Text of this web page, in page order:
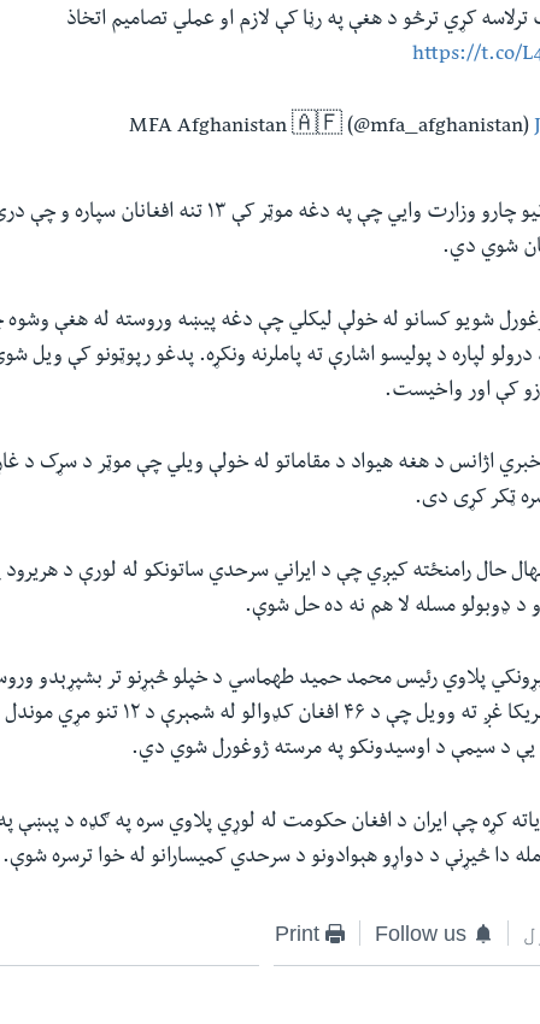
کړي ترڅو د هغې په رڼا کې لازم او عملي تصامیم اتخاذ
https://t.co/
د افغانستان د بهرنیو چارو وزارت وايي چې په دغه موټر کې ۱۳
شوي دي.
شویو کسانو له خولې لیکلي چې دغه پيښه وروسته له هغې
لپاره د پولیسو اشارې ته پاملرنه ونکړه. پدغو رپوټونو کې ویل
کې اور واخیست.
اژانس د هغه هیواد د مقاماتو له خولې ویلي چې موټر د سړک د
ټکر کړی دی.
حال رامنځته کیږي چې د ایراني سرحدي ساتونکو له لورې د
د ډوبولو مسله لا هم نه ده حل شوې.
پلاوي رئیس محمد حمید طهماسي د خپلو څېړنو تر بشپړېدو
کړه چې ایران د افغان حکومت له لوړي پلاوي سره په ګډه د پېښې په
دا څیړنې د دواړو هېوادونو د سرحدي کمیسارانو له خوا ترسره شوې.
Follow us
Print